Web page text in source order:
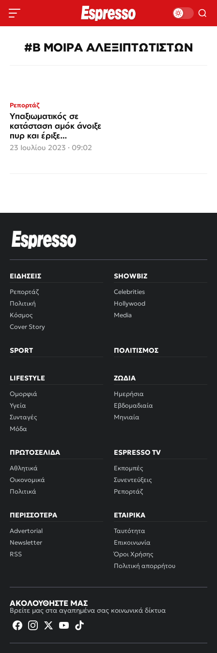
#Β ΜΟΙΡΑ ΑΛΕΞΙΠΤΩΤΙΣΤΩΝ
Ρεπορτάζ
Υπαξιωματικός σε
κατάσταση αμόκ άνοιξε
πυρ και έριξε
χειροβομβίδες κρότου -
23 Ιουλίου 2023 · 09:02
ΕΙΔΉΣΕΙΣ
Ρεπορτάζ
Πολιτική
Κόσμος
Cover Story
SHOWBIZ
Celebrities
Hollywood
Media
SPORT ΠΟΛΙΤΙΣΜΌΣ
LIFESTYLE
Ομορφιά
Υγεία
Συνταγές
Μόδα
ΖΏΔΙΑ
Ημερήσια
Εβδομαδιαία
Μηνιαία
ΠΡΩΤΟΣΈΛΙΔΑ
Αθλητικά
Οικονομικά
Πολιτικά
ESPRESSO TV
Εκπομπές
Συνεντεύξεις
Ρεπορτάζ
ΠΕΡΙΣΣΌΤΕΡΑ
Advertorial
Newsletter
RSS
ΕΤΑΙΡΙΚΆ
Ταυτότητα
Επικοινωνία
Όροι Χρήσης
Πολιτική απορρήτου
ΑΚΟΛΟΥΘΉΣΤΕ ΜΑΣ
Βρείτε μας στα αγαπημένα σας κοινωνικά δίκτυα